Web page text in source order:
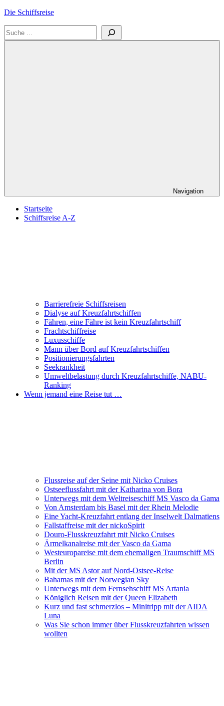
Zum
springen
Die Schiffsreise
Literatur-
Suchen
Navigation
Startseite
Schiffsreise A-Z
Barrierefreie Schiffsreisen
Dialyse auf Kreuzfahrtschiffen
Fähren, eine Fähre ist kein Kreuzfahrtschiff
Frachtschiffreise
Luxusschiffe
Mann über Bord auf Kreuzfahrtschiffen
Positionierungsfahrten
Seekrankheit
Umweltbelastung durch Kreuzfahrtschiffe, NABU-
Ranking
Wenn jemand eine Reise tut …
Flussreise auf der Seine mit Nicko Cruises
Ostseeflussfahrt mit der Katharina von Bora
Unterwegs mit dem Weltreiseschiff MS Vasco da Gama
Von Amsterdam bis Basel mit der Rhein Melodie
Eine Yacht-Kreuzfahrt entlang der Inselwelt Dalmatiens
Fallstaffreise mit der nickoSpirit
Douro-Flusskreuzfahrt mit Nicko Cruises
Ärmelkanalreise mit der Vasco da Gama
Westeuropareise mit dem ehemaligen Traumschiff MS
Berlin
Mit der MS Astor auf Nord-Ostsee-Reise
Bahamas mit der Norwegian Sky
Unterwegs mit dem Fernsehschiff MS Artania
Königlich Reisen mit der Queen Elizabeth
Kurz und fast schmerzlos – Minitripp mit der AIDA
Luna
Was Sie schon immer über Flusskreuzfahrten wissen
wollten